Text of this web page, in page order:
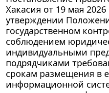
Хакасия от 19 мая
утверждении
государственном
соблюдением
индивидуальными
подрядчиками
срокам размещения в
информационной